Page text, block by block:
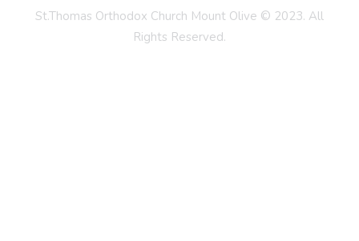
St.Thomas Orthodox Church Mount Olive © 2023. All
Rights Reserved.